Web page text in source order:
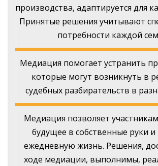
производства, адаптируется для
Принятые решения учитывают
потребности каждой
Медиация помогает устранить
которые могут возникнуть в
судебных разбирательств в
Медиация позволяет
будущее в собственные руки
ежедневную жизнь. Решения,
ходе медиации, выполнимы,